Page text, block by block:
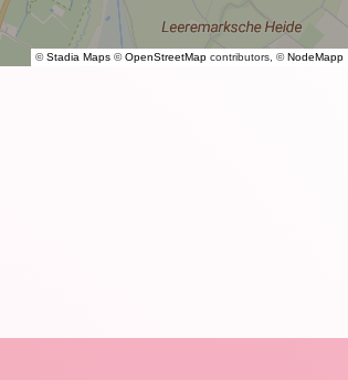
©Stadia Maps ©OpenStreetMap contributors, ©NodeMapp